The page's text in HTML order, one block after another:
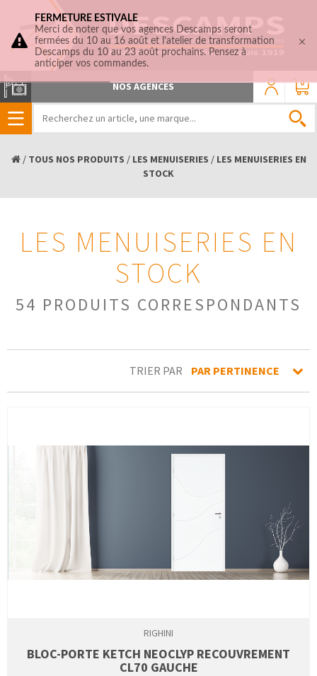
0
NOS AGENCES
/ TOUS NOS PRODUITS / LES MENUISERIES / LES MENUISERIES EN
STOCK
LES MENUISERIES EN
STOCK
54 PRODUITS CORRESPONDANTS
TRIER PAR PAR PERTINENCE
RIGHINI
BLOC-PORTE KETCH NEOCLYP RECOUVREMENT
CL70 GAUCHE
FERMETURE ESTIVALE
Merci de noter que vos agences Descamps seront
fermées du 10 au 16 août et l'atelier de transformation
Descamps du 10 au 23 août prochains. Pensez à
anticiper vos commandes.